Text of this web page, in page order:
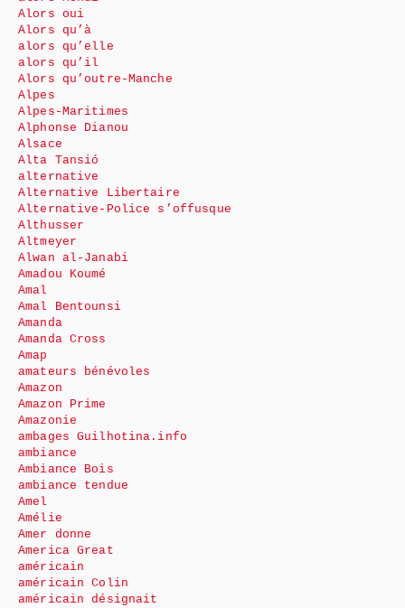
Alors oui
Alors qu’à
alors qu’elle
alors qu’il
Alors qu’outre-Manche
Alpes
Alpes-Maritimes
Alphonse Dianou
Alsace
Alta Tansió
alternative
Alternative Libertaire
Alternative-Police s’offusque
Althusser
Altmeyer
Alwan al-Janabi
Amadou Koumé
Amal
Amal Bentounsi
Amanda
Amanda Cross
Amap
amateurs bénévoles
Amazon
Amazon Prime
Amazonie
ambages Guilhotina.info
ambiance
Ambiance Bois
ambiance tendue
Amel
Amélie
Amer donne
America Great
américain
américain Colin
américain désignait